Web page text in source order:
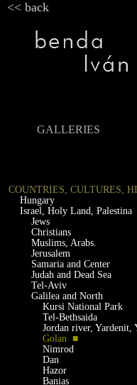
<< back
GALLERIES
COUNTRIES, CULTURES,
Hungary
Israel, Holy Land, Palestina
Jews
Christians
Muslims, Arabs.
Jerusalem
Samaria and Center
Judah and Dead Sea
Tel-Aviv
Galilea and North
Kursi National Park
Tel-Bethsaida
Jordan river, Yardenit,
Golan ■
Nimrod
Dan
Hazor
Banias